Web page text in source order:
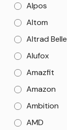
Alpos
Altom
Altrad Belle
Alufox
Amazfit
Amazon
Ambition
AMD